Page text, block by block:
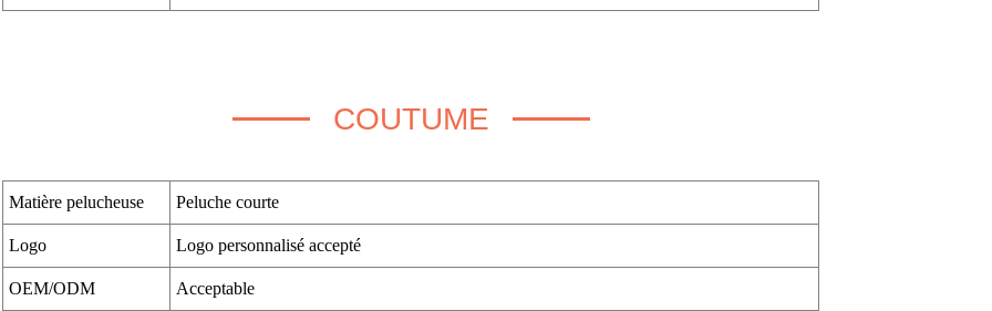
COUTUME
Matière pelucheuse Peluche courte
Logo Logo personnalisé accepté
OEM/ODM Acceptable